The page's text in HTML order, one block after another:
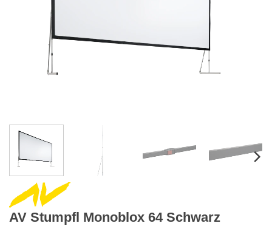
AV Stumpfl Monoblox 64 Schwarz